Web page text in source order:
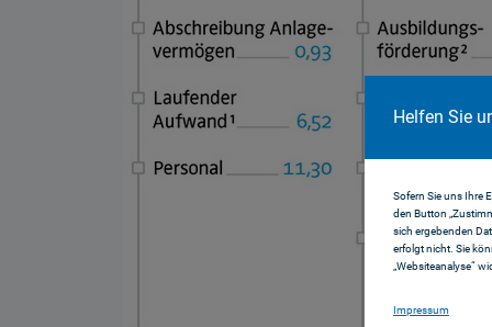
Helfen Sie
Sofern Sie uns Ihre
den Button
sich ergebenden
erfolgt nicht. Sie
„Websiteanalyse“
Impressum